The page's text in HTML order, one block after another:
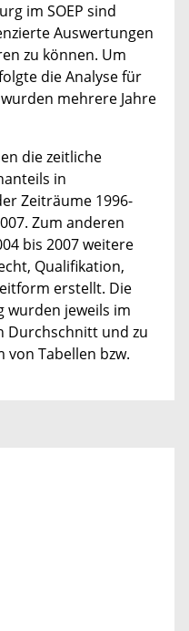
im SOEP sind
Auswertungen
zu können. Um
die Analyse für
mehrere Jahre
die zeitliche
in
Zeiträume 1996-
Zum anderen
bis 2007 weitere
Qualifikation,
erstellt. Die
wurden jeweils im
Durchschnitt und zu
von Tabellen bzw.